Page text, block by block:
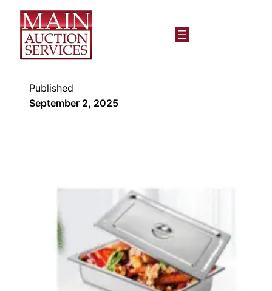
Published
September 2, 2025